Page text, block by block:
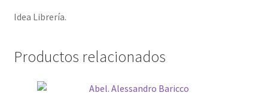
Idea Librería.
Productos relacionados